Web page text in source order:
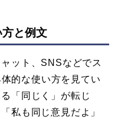
と例文
ット、SNSなどでス
的な使い方を見てい
「同じく」が転じ
私も同じ意見だよ」